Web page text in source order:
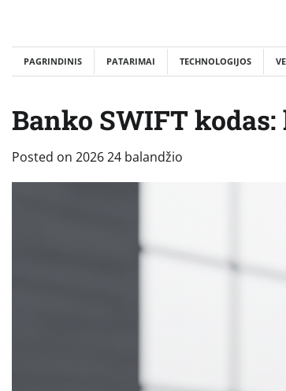
PAGRINDINIS PATARIMAI TECHNOLOGIJOS
Banko SWIFT
Posted on 2026 24 balandžio